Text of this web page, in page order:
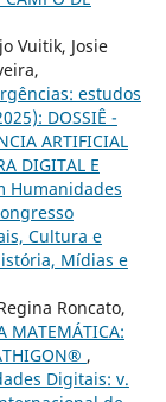
Vuitik, Josie
estudos
DOSSIÊ -
ARTIFICIAL
DIGITAL E
Humanidades
Cultura e
Mídias e
Roncato,
MATEMÁTICA:
,
Digitais: v.